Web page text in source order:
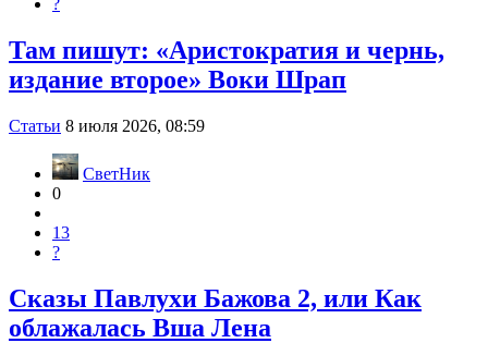
Там пишут: «Аристократия и чернь,
издание второе» Воки Шрап
Статьи 8 июля 2026, 08:59
СветНик
0
13
?
Сказы Павлухи Бажова 2, или Как
облажалась Вша Лена